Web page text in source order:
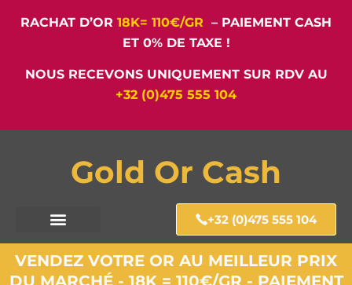
RACHAT D’OR 18K= 110€/GR – PAIEMENT CASH
ET 0% DE TAXE !
NOUS RECEVONS UNIQUEMENT SUR RDV AU
+32 (0)475 555 104
Gold Or Cash
+32 (0)475 555 104
VENDEZ VOTRE OR AU MEILLEUR PRIX
DU MARCHÉ - 18K = 110€/GR - PAIEMENT